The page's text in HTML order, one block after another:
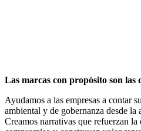
Las marcas con propósito son las
Ayudamos a las empresas a contar
ambiental y de gobernanza desde la
Creamos narrativas que refuerzan